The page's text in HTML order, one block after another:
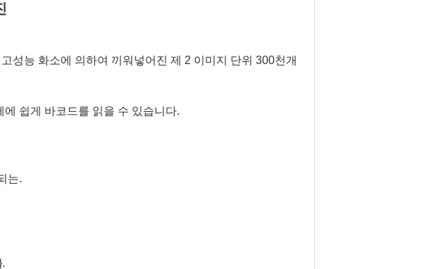
성능 화소에 의하여 끼워넣어진 제 2 이미지 단위 300천개
쉽게 바코드를 읽을 수 있습니다.
는.